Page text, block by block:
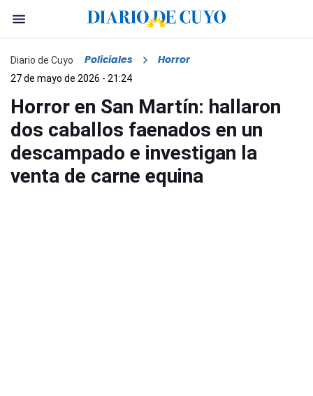
Diario de Cuyo Policiales Horror
27 de mayo de 2026 - 21:24
Horror en San Martín: hallaron
dos caballos faenados en un
descampado e investigan la
venta de carne equina